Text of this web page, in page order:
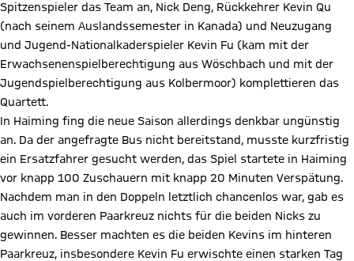
Spitzenspieler das Team an, Nick Deng, Rückkehrer Kevin Qu
(nach seinem Auslandssemester in Kanada) und Neuzugang
und Jugend-Nationalkaderspieler Kevin Fu (kam mit der
Erwachsenenspielberechtigung aus Wöschbach und mit der
Jugendspielberechtigung aus Kolbermoor) komplettieren das
Quartett.
In Haiming fing die neue Saison allerdings denkbar ungünstig
an. Da der angefragte Bus nicht bereitstand, musste kurzfristig
ein Ersatzfahrer gesucht werden, das Spiel startete in Haiming
vor knapp 100 Zuschauern mit knapp 20 Minuten Verspätung.
Nachdem man in den Doppeln letztlich chancenlos war, gab es
auch im vorderen Paarkreuz nichts für die beiden Nicks zu
gewinnen. Besser machten es die beiden Kevins im hinteren
Paarkreuz, insbesondere Kevin Fu erwischte einen starken Tag